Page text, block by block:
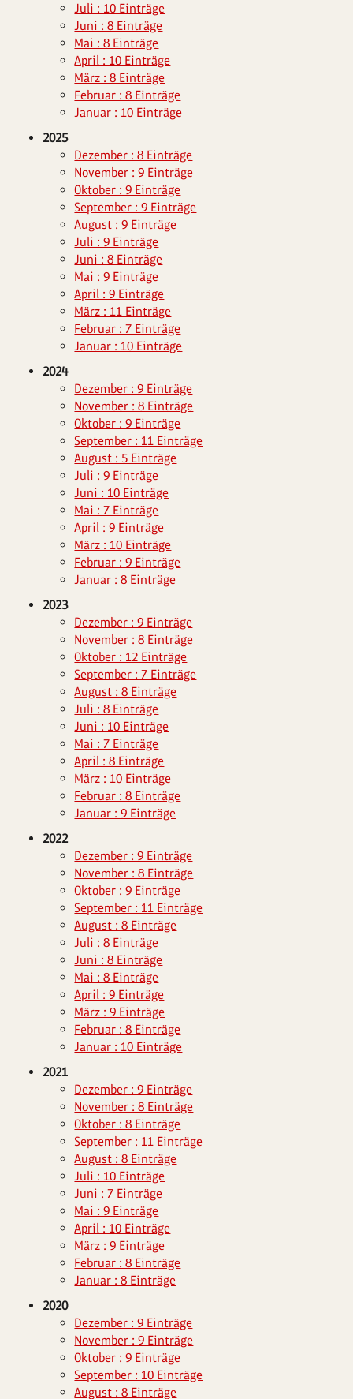
Juli : 10 Einträge
Juni : 8 Einträge
Mai : 8 Einträge
April : 10 Einträge
März : 8 Einträge
Februar : 8 Einträge
Januar : 10 Einträge
2025
Dezember : 8 Einträge
November : 9 Einträge
Oktober : 9 Einträge
September : 9 Einträge
August : 9 Einträge
Juli : 9 Einträge
Juni : 8 Einträge
Mai : 9 Einträge
April : 9 Einträge
März : 11 Einträge
Februar : 7 Einträge
Januar : 10 Einträge
2024
Dezember : 9 Einträge
November : 8 Einträge
Oktober : 9 Einträge
September : 11 Einträge
August : 5 Einträge
Juli : 9 Einträge
Juni : 10 Einträge
Mai : 7 Einträge
April : 9 Einträge
März : 10 Einträge
Februar : 9 Einträge
Januar : 8 Einträge
2023
Dezember : 9 Einträge
November : 8 Einträge
Oktober : 12 Einträge
September : 7 Einträge
August : 8 Einträge
Juli : 8 Einträge
Juni : 10 Einträge
Mai : 7 Einträge
April : 8 Einträge
März : 10 Einträge
Februar : 8 Einträge
Januar : 9 Einträge
2022
Dezember : 9 Einträge
November : 8 Einträge
Oktober : 9 Einträge
September : 11 Einträge
August : 8 Einträge
Juli : 8 Einträge
Juni : 8 Einträge
Mai : 8 Einträge
April : 9 Einträge
März : 9 Einträge
Februar : 8 Einträge
Januar : 10 Einträge
2021
Dezember : 9 Einträge
November : 8 Einträge
Oktober : 8 Einträge
September : 11 Einträge
August : 8 Einträge
Juli : 10 Einträge
Juni : 7 Einträge
Mai : 9 Einträge
April : 10 Einträge
März : 9 Einträge
Februar : 8 Einträge
Januar : 8 Einträge
2020
Dezember : 9 Einträge
November : 9 Einträge
Oktober : 9 Einträge
September : 10 Einträge
August : 8 Einträge